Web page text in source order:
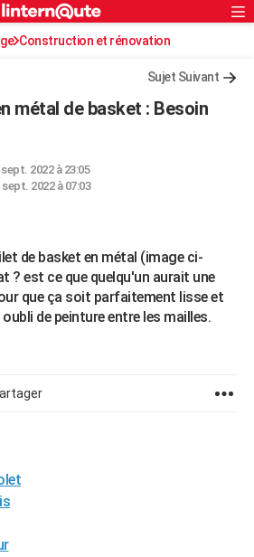
Rechercher
S'inscrire
Connexion
Construction et rénovation
Sujet Suivant
métal de basket : Besoin
2022 à 23:05
sept. 2022 à 07:03
de basket en métal (image ci-
? est ce que quelqu'un aurait une
que ça soit parfaitement lisse et
de peinture entre les mailles.